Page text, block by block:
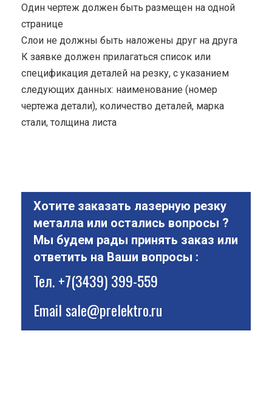
Один чертеж должен быть размещен на одной
странице
Cлои не должны быть наложены друг на друга
К заявке должен прилагаться список или
спецификация деталей на резку, с указанием
следующих данных: наименование (номер
чертежа детали), количество деталей, марка
стали, толщина листа
Хотите заказать лазерную резку
металла или остались вопросы ?
Мы будем рады принять заказ или
ответить на Ваши вопросы :
Тел.+7(3439) 399-559
Emailsale@prelektro.ru